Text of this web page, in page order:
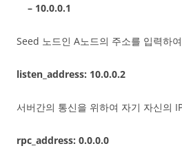
– 10.0.0.1
Seed 노드인 A노드의 주소를 입력하
listen_address: 10.0.0.2
서버간의 통신을 위하여 자기 자신의
rpc_address: 0.0.0.0